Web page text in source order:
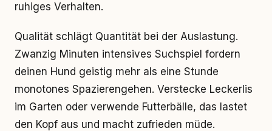
ruhiges Verhalten.
Qualität schlägt Quantität bei der Auslastung.
Zwanzig Minuten intensives Suchspiel fordern
deinen Hund geistig mehr als eine Stunde
monotones Spazierengehen. Verstecke Leckerlis
im Garten oder verwende Futterbälle, das lastet
den Kopf aus und macht zufrieden müde.